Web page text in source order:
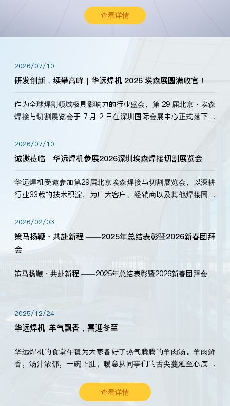
查看详情
2026/07/10
研发创新，续攀高峰｜华远焊机 2026 埃森展圆满收官！
作为全球焊割领域极具影响力的行业盛会，第 29 届北京・埃森
焊接与切割展览会于 7 月 2 日在深圳国际会展中心正式落下帷
标准，持之以恒研发新产品、新技术。新老客户、行业伙伴、
海内外客户为目睹公司发布的新产…
2026/07/10
诚邀莅临｜华远焊机参展2026深圳埃森焊接切割展览会
华远焊机受邀参加第29届北京埃森焊接与切割展览会，以深耕
行业33载的技术积淀，为广大客户、经销商以及其他焊接同仁
2026/02/03
策马扬鞭・共赴新程 ——2025年总结表彰暨2026新春团拜
会
策马扬鞭・共赴新程 ——2025年总结表彰暨2026新春团拜会
2025/12/24
华远焊机 |羊气飘香，喜迎冬至
华远焊机的食堂午餐为大家备好了热气腾腾的羊肉汤。羊肉鲜
香，汤汁浓郁，一碗下肚，暖意从同事们的舌尖蔓延至心底。
查看详情